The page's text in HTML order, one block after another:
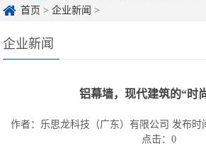
首页 >企业新闻 >
企业新闻
铝幕墙，现代建筑的“时
作者：乐思龙科技（广东）有限公司 发布时
点击： 0